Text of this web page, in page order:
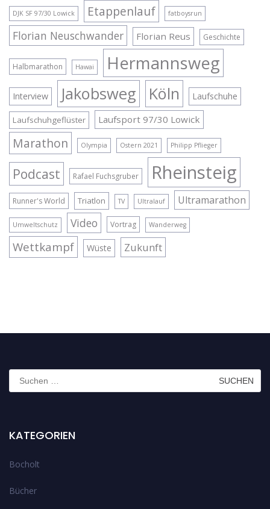
DJK SF 97/30 Lowick Etappenlauf fatboysrun
Florian Neuschwander Florian Reus Geschichte
Halbmarathon Hawai Hermannsweg
Interview Jakobsweg Köln Laufschuhe
Laufschuhgeflüster Laufsport 97/30 Lowick
Marathon Olympia Ostern 2021 Philipp Pflieger
Podcast Rafael Fuchsgruber Rheinsteig
Runner's World Triatlon TV Ultralauf Ultramarathon
Umweltschutz Video Vortrag Wanderweg
Wettkampf Wüste Zukunft
Suchen
nach:
KATEGORIEN
Bocholt
Bücher